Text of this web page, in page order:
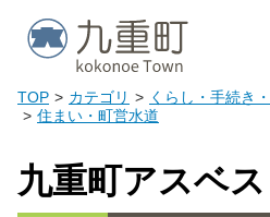
TOP カテゴリ くらし・手続き
住まい・町営水道
九重町アスベ